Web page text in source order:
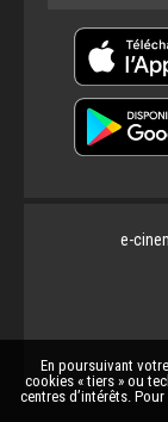
En poursuivant
cookies « tiers » ou
centres d’intérêts.
e-